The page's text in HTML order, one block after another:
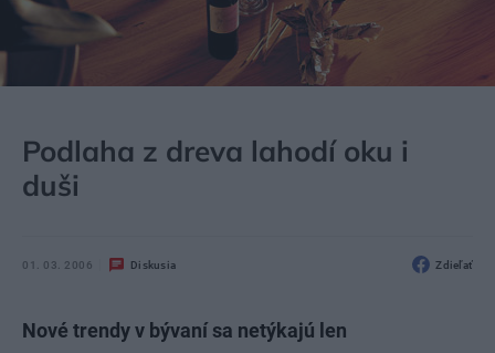
Podlaha z dreva lahodí oku i
duši
01. 03. 2006 Diskusia Zdieľať
Nové trendy v bývaní sa netýkajú len